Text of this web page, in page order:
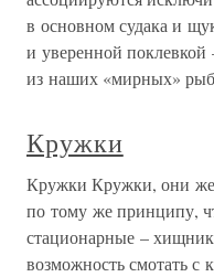
в основном судака и
и уверенной
из наших «мирных»
Кружки
Кружки Кружки, они
по тому же принципу,
стационарные –
возможность смотать с